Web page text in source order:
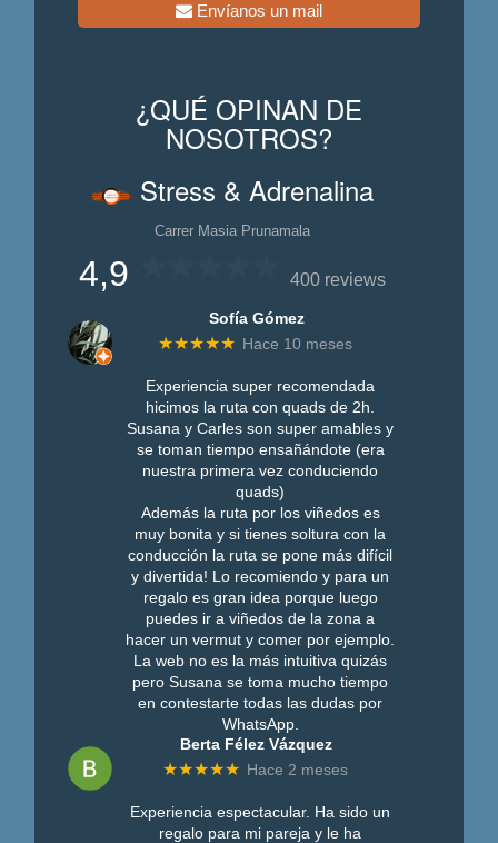
Envíanos un mail
¿QUÉ OPINAN DE
NOSOTROS?
Stress & Adrenalina
Carrer Masia Prunamala
4,9 400 reviews
Sofía Gómez
★★★★★ Hace 10 meses
Experiencia super recomendada
hicimos la ruta con quads de 2h.
Susana y Carles son super amables y
se toman tiempo ensañándote (era
nuestra primera vez conduciendo
quads)
Además la ruta por los viñedos es
muy bonita y si tienes soltura con la
conducción la ruta se pone más difícil
y divertida! Lo recomiendo y para un
regalo es gran idea porque luego
puedes ir a viñedos de la zona a
hacer un vermut y comer por ejemplo.
La web no es la más intuitiva quizás
pero Susana se toma mucho tiempo
en contestarte todas las dudas por
WhatsApp.
Berta Félez Vázquez
★★★★★ Hace 2 meses
Experiencia espectacular. Ha sido un
regalo para mi pareja y le ha